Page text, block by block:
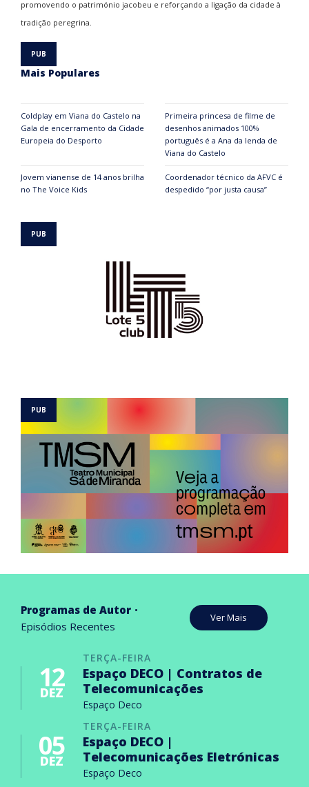
promovendo o património jacobeu e reforçando a ligação da cidade à
tradição peregrina.
Mais Populares
Coldplay em Viana do Castelo na
Gala de encerramento da Cidade
Europeia do Desporto
Primeira princesa de filme de
desenhos animados 100%
português é a Ana da lenda de
Viana do Castelo
Jovem vianense de 14 anos brilha
no The Voice Kids
Coordenador técnico da AFVC é
despedido “por justa causa”
Programas de Autor
Episódios Recentes
Ver Mais
TERÇA-FEIRA
12
DEZ
Espaço DECO | Contratos de
Telecomunicações
Espaço Deco
TERÇA-FEIRA
05
DEZ
Espaço DECO |
Telecomunicações Eletrónicas
Espaço Deco